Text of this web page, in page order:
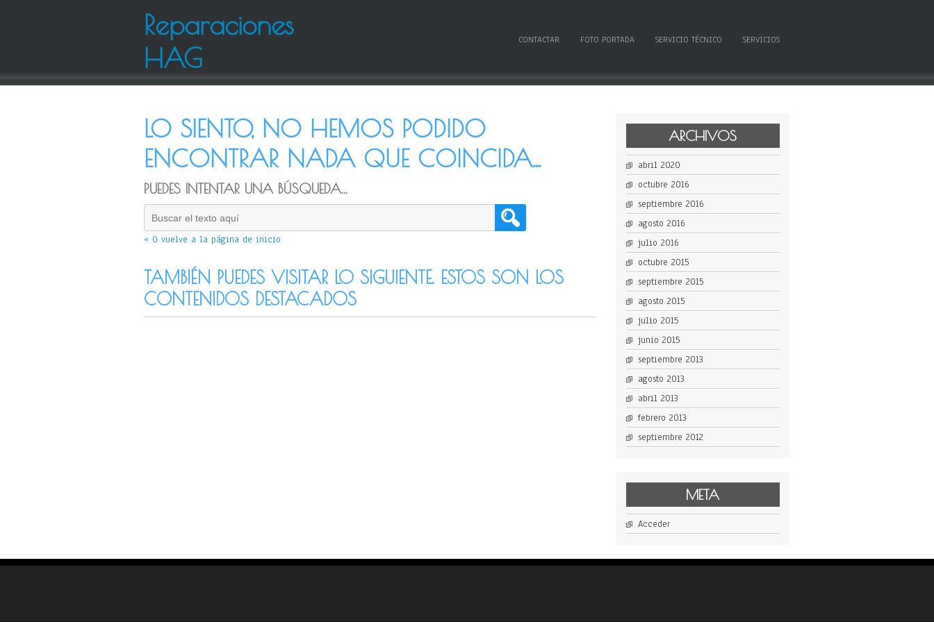
Reparaciones
HAG
CONTACTAR FOTO PORTADA SERVICIO TÉCNICO SERVICIOS
LO SIENTO, NO HEMOS PODIDO
ENCONTRAR NADA QUE COINCIDA...
PUEDES INTENTAR UNA BÚSQUEDA...
« O vuelve a la página de inicio
TAMBIÉN PUEDES VISITAR LO SIGUIENTE. ESTOS SON LOS
CONTENIDOS DESTACADOS
ARCHIVOS
abril 2020
octubre 2016
septiembre 2016
agosto 2016
julio 2016
octubre 2015
septiembre 2015
agosto 2015
julio 2015
junio 2015
septiembre 2013
agosto 2013
abril 2013
febrero 2013
septiembre 2012
META
Acceder